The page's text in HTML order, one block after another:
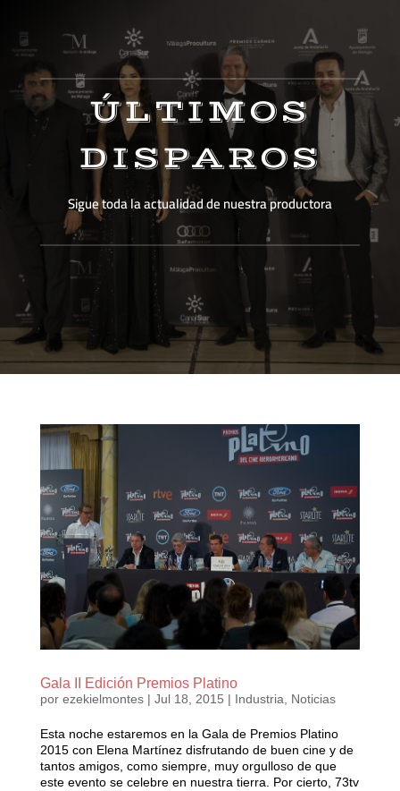
ÚLTIMOS
DISPAROS
Sigue toda la actualidad de nuestra productora
Gala II Edición Premios Platino
por ezekielmontes| Jul 18, 2015 | Industria Noticias
Esta noche estaremos en la Gala de Premios Platino
2015​ con Elena Martínez​ disfrutando de buen cine y de
tantos amigos, como siempre, muy orgulloso de que
este evento se celebre en nuestra tierra. Por cierto, 73tv